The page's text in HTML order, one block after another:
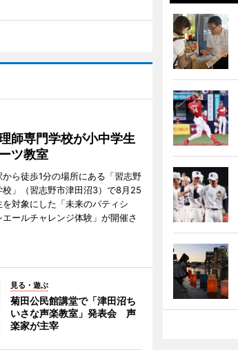
師専門学校が小中学生
ツ教室
ら徒歩1分の場所にある「習志野
校」（習志野市津田沼3）で8月25
を対象にした「未来のパティシ
エールチャレンジ体験」が開催さ
見る・遊ぶ
菊田公民館講堂で「津田沼ち
いさな声楽教室」発表会 声
楽家が主宰